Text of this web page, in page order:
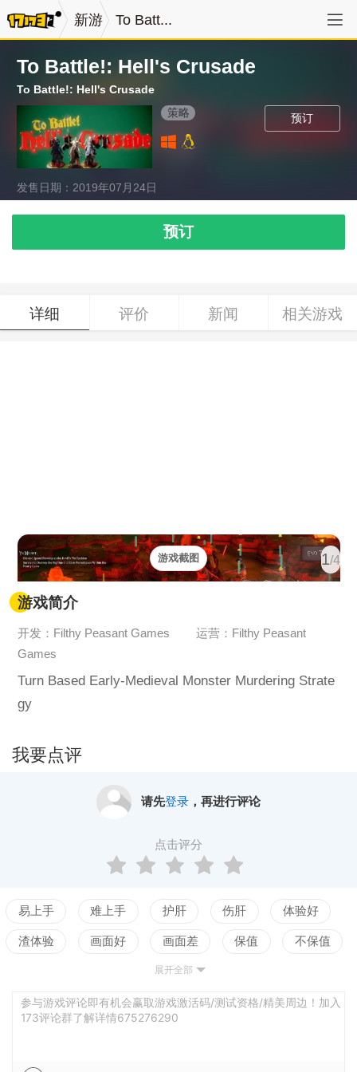
新游 To Batt...
To Battle!: Hell's Crusade
To Battle!: Hell's Crusade
预订
策略
发售日期：2019年07月24日
预订
详细 评价 新闻 相关游戏
1/4
游戏截图
游戏简介
开发：Filthy Peasant Games
运营：Filthy Peasant
Games
Turn Based Early-Medieval Monster Murdering Strate
gy
我要点评
请先登录，再进行评论
点击评分
易上手 难上手 护肝 伤肝 体验好
渣体验 画面好 画面差 保值 不保值
测试
展开全部
参与游戏评论即有机会赢取游戏激活码/测试资格/精美周边！加入
173评论群了解详情675276290